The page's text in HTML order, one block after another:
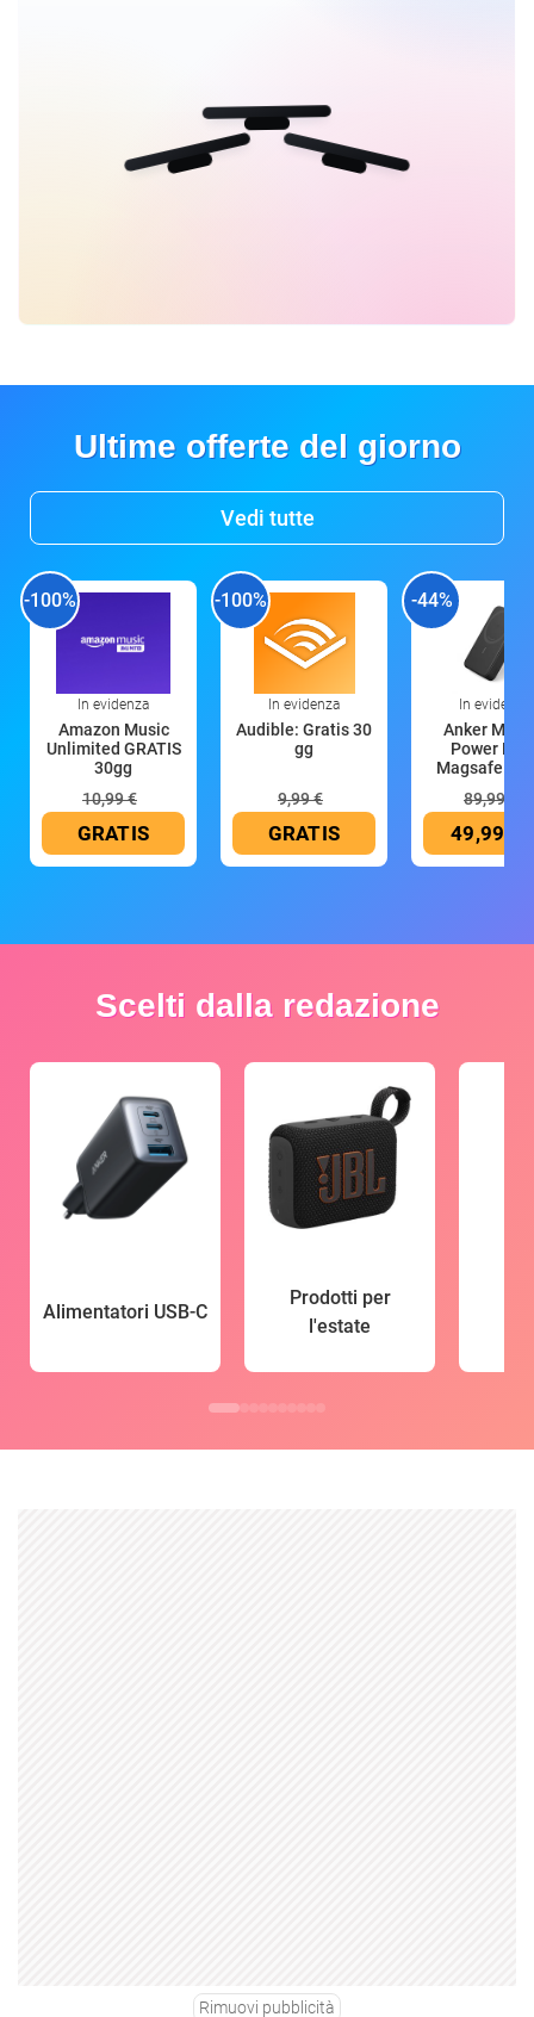
Ultime offerte del giorno
Vedi tutte
-100%
In evidenza
Amazon Music
Unlimited GRATIS
30gg
10,99 €
GRATIS
-100%
In evidenza
Audible: Gratis 30
gg
9,99 €
GRATIS
-44%
In evidenza
Anker
Power
Magsafe
89,99 €
49,99 €
Scelti dalla redazione
Alimentatori USB-C
Prodotti per
l'estate
Rimuovi pubblicità